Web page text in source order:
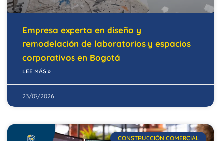
Empresa experta en diseño y
remodelación de laboratorios y espacios
corporativos en Bogotá
LEE MÁS »
23/07/2026
CONSTRUCCIÓN COMERCIAL